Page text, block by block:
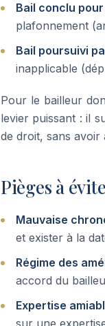
Bail conclu
plafonnement
Bail poursuivi
inapplicable
Pour le bailleur
levier puissant : il
de droit, sans
Pièges à
Mauvaise
et exister à la
Régime des
accord du
Expertise
sur une